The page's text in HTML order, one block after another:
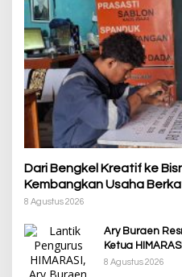
Dari Bengkel Kreatif ke
Kembangkan Usaha
8 Agustus 2026
Ary Buraen
Ketua HIMARASI
8 Agustus 2026